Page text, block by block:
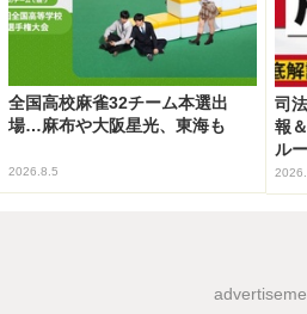
全国高校麻雀32チーム本選出
場…麻布や大阪星光、東海も
2026.8.5
司
報
ル